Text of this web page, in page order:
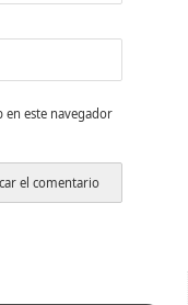
este navegador